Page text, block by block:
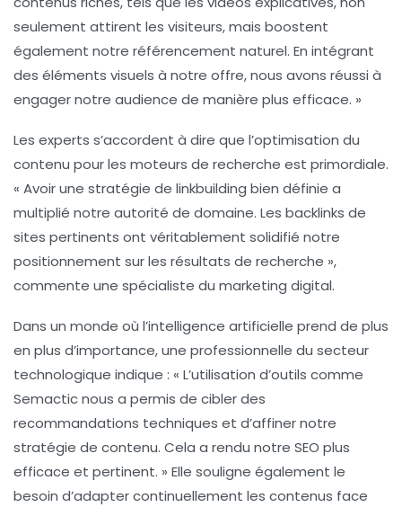
seulement attirent les visiteurs, mais boostent
également notre référencement naturel. En intégrant
des éléments visuels à notre offre, nous avons réussi à
engager notre audience de manière plus efficace. »
Les experts s’accordent à dire que l’optimisation du
contenu pour les moteurs de recherche est primordiale.
« Avoir une stratégie de linkbuilding bien définie a
multiplié notre autorité de domaine. Les backlinks de
sites pertinents ont véritablement solidifié notre
positionnement sur les résultats de recherche »,
commente une spécialiste du marketing digital.
Dans un monde où l’intelligence artificielle prend de plus
en plus d’importance, une professionnelle du secteur
technologique indique : « L’utilisation d’outils comme
Semactic nous a permis de cibler des
recommandations techniques et d’affiner notre
stratégie de contenu. Cela a rendu notre SEO plus
efficace et pertinent. » Elle souligne également le
besoin d’adapter continuellement les contenus face